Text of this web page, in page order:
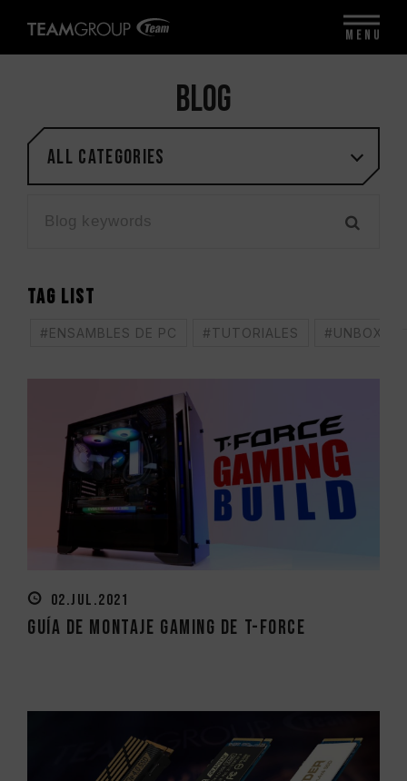
BLOG
All categories
02.JUL.2021
Guía de Montaje Gaming de T-FORCE
TAG LIST
#ENSAMBLES DE PC #TUTORIALES
MENU